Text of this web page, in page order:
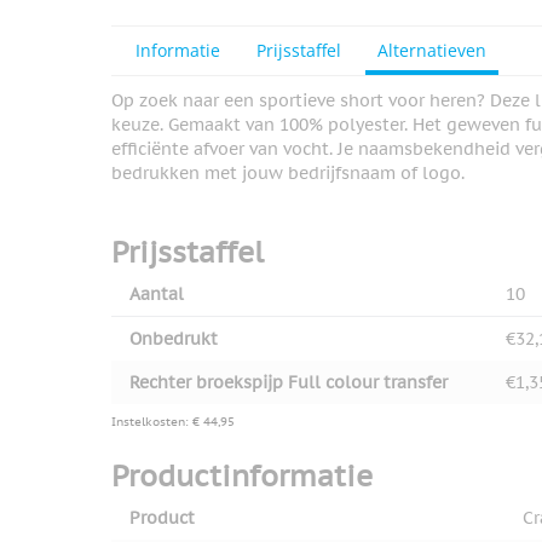
Informatie Prijsstaffel Alternatieven
Op zoek naar een sportieve short voor heren?
keuze. Gemaakt van 100% polyester. Het geweven
efficiënte afvoer van vocht. Je naamsbekendheid
bedrukken met jouw bedrijfsnaam of logo.
Prijsstaffel
Aantal 10
Onbedrukt
Rechter broekspijp Full colour transfer
Instelkosten: € 44,95
Productinformatie
Product